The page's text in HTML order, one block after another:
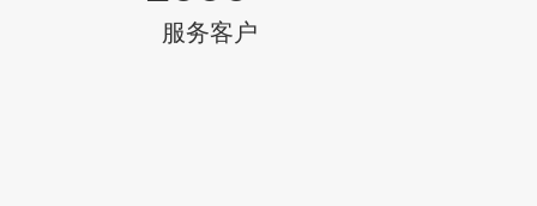
服务客户